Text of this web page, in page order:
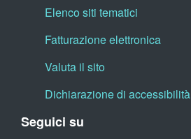
Elenco siti tematici
Fatturazione elettronica
Valuta il sito
Dichiarazione di accessibilità
Seguici su